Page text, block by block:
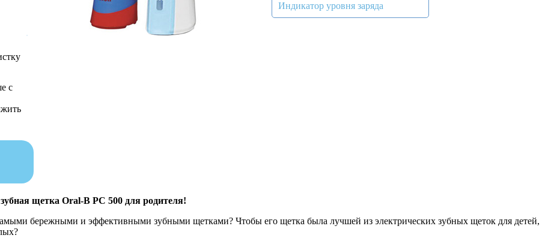
с
Индикатор уровня заряда
щетка Oral-B PC 500 для родителя!
бережными и эффективными зубными щетками? Чтобы его щетка была лучшей из электрических зубных щеток для детей,